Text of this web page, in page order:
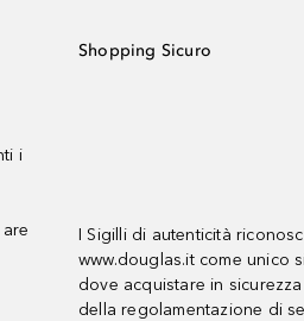
i
Shopping Sicuro
I Sigilli di autenticità
www.douglas.it come unico
dove acquistare in
della regolamentazione di